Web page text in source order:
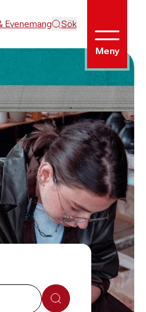
Evenemang Sök
Meny
Sök